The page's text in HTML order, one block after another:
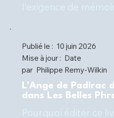
Publié le : 10 juin 2026
Mise à jour : Date
par Philippe Remy-Wilkin
L'Ange de Padirac
dans Les Belles